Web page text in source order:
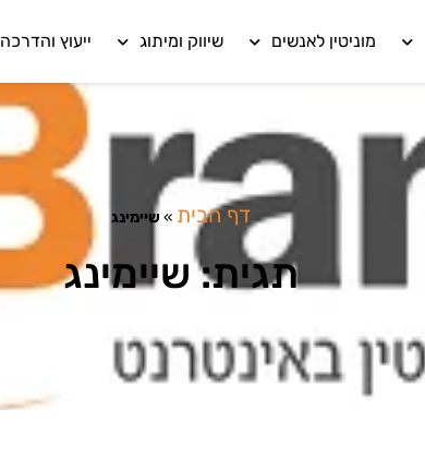
מוניטין לאנשים שיווק ומיתוג ייעוץ והדרכה
דף הבית » שיימינג
תגית: שיימינג